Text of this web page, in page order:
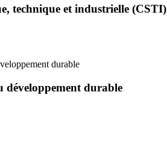
technique et industrielle (CSTI)
durable
développement durable